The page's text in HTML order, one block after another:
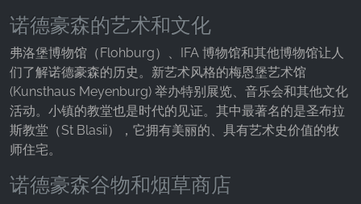
诺德豪森的艺术和文化
弗洛堡博物馆（Flohburg）、IFA 博物馆和其他博物馆让人
们了解诺德豪森的历史。新艺术风格的梅恩堡艺术馆
(Kunsthaus Meyenburg) 举办特别展览、音乐会和其他文化
活动。小镇的教堂也是时代的见证。其中最著名的是圣布拉
斯教堂（St Blasii），它拥有美丽的、具有艺术史价值的牧
师住宅。
诺德豪森谷物和烟草商店
Purpose:
Cookie duration:
3个月 - 1年
统计数据
统计Cookies以匿名方式收集信息。这些信息有助
于我们了解访问者如何使用我们的网站。